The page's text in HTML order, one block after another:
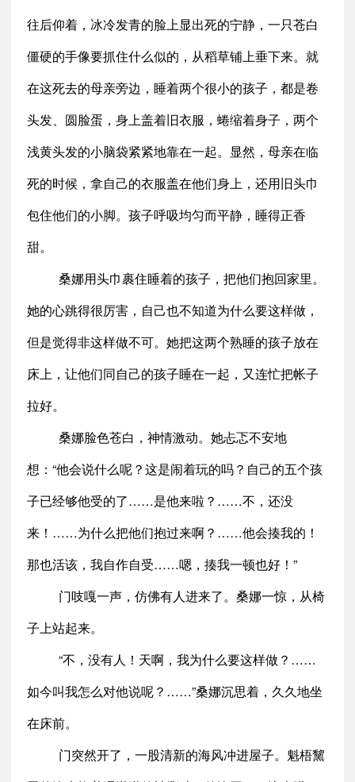
往后仰着，冰冷发青的脸上显出死的宁静，一只苍白
僵硬的手像要抓住什么似的，从稻草铺上垂下来。就
在这死去的母亲旁边，睡着两个很小的孩子，都是卷
头发、圆脸蛋，身上盖着旧衣服，蜷缩着身子，两个
浅黄头发的小脑袋紧紧地靠在一起。显然，母亲在临
死的时候，拿自己的衣服盖在他们身上，还用旧头巾
包住他们的小脚。孩子呼吸均匀而平静，睡得正香
甜。
桑娜用头巾裹住睡着的孩子，把他们抱回家里。
她的心跳得很厉害，自己也不知道为什么要这样做，
但是觉得非这样做不可。她把这两个熟睡的孩子放在
床上，让他们同自己的孩子睡在一起，又连忙把帐子
拉好。
桑娜脸色苍白，神情激动。她忐忑不安地
想：“他会说什么呢？这是闹着玩的吗？自己的五个孩
子已经够他受的了……是他来啦？……不，还没
来！……为什么把他们抱过来啊？……他会揍我的！
那也活该，我自作自受……嗯，揍我一顿也好！”
门吱嘎一声，仿佛有人进来了。桑娜一惊，从椅
子上站起来。
“不，没有人！天啊，我为什么要这样做？……
如今叫我怎么对他说呢？……”桑娜沉思着，久久地坐
在床前。
门突然开了，一股清新的海风冲进屋子。魁梧黧